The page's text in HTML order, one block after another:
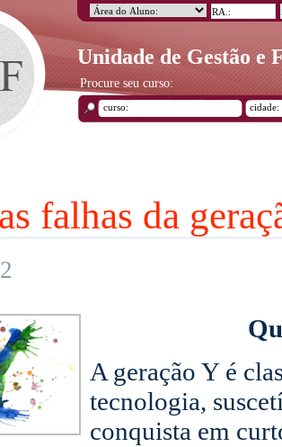
Unidade de Gestão e
Procure seu curso:
falhas da
A geração Y é
tecnologia,
conquista em